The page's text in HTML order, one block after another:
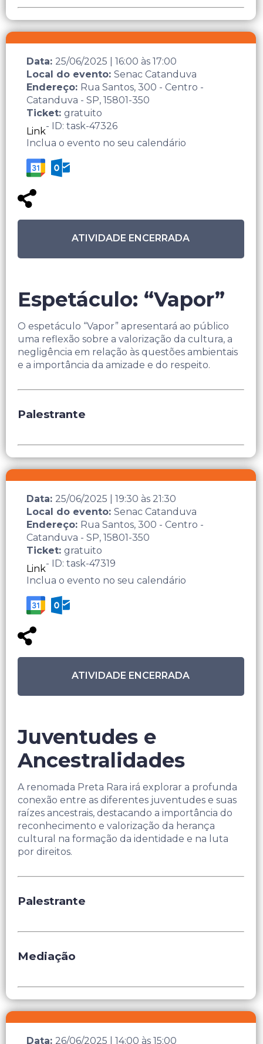
Data: 25/06/2025 16:00 às 17:00
Local do evento: Senac Catanduva
Endereço: Rua Santos, 300 - Centro -
Catanduva - SP, 15801-350
Ticket: gratuito
Link- ID: task-47326
Inclua o evento no seu calendário
ATIVIDADE ENCERRADA
Espetáculo: “Vapor”
O espetáculo “Vapor” apresentará ao público
uma reflexão sobre a valorização da cultura, a
negligência em relação às questões ambientais
e a importância da amizade e do respeito.
Palestrante
Data: 25/06/2025 19:30 às 21:30
Local do evento: Senac Catanduva
Endereço: Rua Santos, 300 - Centro -
Catanduva - SP, 15801-350
Ticket: gratuito
Link- ID: task-47319
Inclua o evento no seu calendário
ATIVIDADE ENCERRADA
Juventudes e
Ancestralidades
A renomada Preta Rara irá explorar a profunda
conexão entre as diferentes juventudes e suas
raízes ancestrais, destacando a importância do
reconhecimento e valorização da herança
cultural na formação da identidade e na luta
por direitos.
Palestrante
Mediação
Data: 26/06/2025 14:00 às 15:00